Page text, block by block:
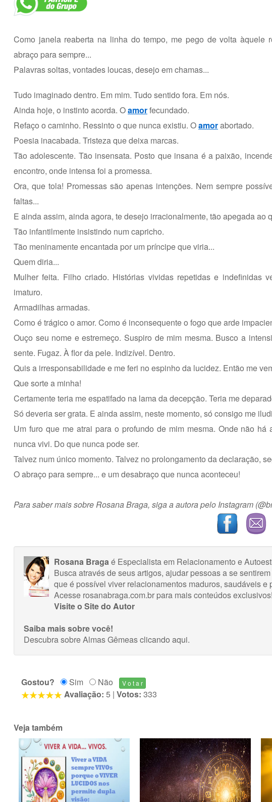
Como janela reaberta na linha do tempo, me pego de volta àquele
abraço para sempre...
Palavras soltas, vontades loucas, desejo em chamas...
Tudo imaginado dentro. Em mim. Tudo sentido fora. Em nós.
Ainda hoje, o instinto acorda. Oamorfecundado.
Refaço o caminho. Ressinto o que nunca existiu. Oamorabortado.
Poesia inacabada. Tristeza que deixa marcas.
Tão adolescente. Tão insensata. Posto que insana é a paixão,
encontro, onde intensa foi a promessa.
Ora, que tola! Promessas são apenas intenções. Nem sempre
faltas...
E ainda assim, ainda agora, te desejo irracionalmente, tão apegada ao
Tão infantilmente insistindo num capricho.
Tão meninamente encantada por um príncipe que viria...
Quem diria...
Mulher feita. Filho criado. Histórias vividas repetidas e indefinidas
imaturo.
Armadilhas armadas.
Como é trágico o amor. Como é inconsequente o fogo que arde
Ouço seu nome e estremeço. Suspiro de mim mesma. Busco a
sente. Fugaz. À flor da pele. Indizível. Dentro.
Quis a irresponsabilidade e me feri no espinho da lucidez. Então me
Que sorte a minha!
Certamente teria me espatifado na lama da decepção. Teria me
Só deveria ser grata. E ainda assim, neste momento, só consigo me
Um furo que me atrai para o profundo de mim mesma. Onde não
nunca vivi. Do que nunca pode ser.
Talvez num único momento. Talvez no prolongamento da declaração,
O abraço para sempre... e um desabraço que nunca aconteceu!
Para saber mais sobre Rosana Braga, siga a autora pelo Instagram
Rosana Bragaé Especialista em Relacionamento e
Busca através de seus artigos, ajudar pessoas a se
que é possível viver relacionamentos maduros, saudáveis e
Acesse rosanabraga.com.br para mais conteúdos exclusivos!
Visite o Site do Autor
Saiba mais sobre você!
Descubra sobre Almas Gêmeasclicando aqui.
Gostou? Sim
Não
Avaliação: 5 | Votos: 333
Veja também